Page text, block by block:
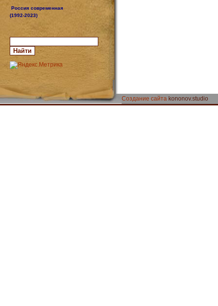
Россия современная
(1992-2023)
Создание сайта kononov.studio